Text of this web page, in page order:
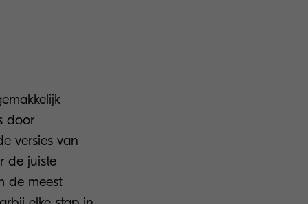
door
versies van
de juiste
de meest